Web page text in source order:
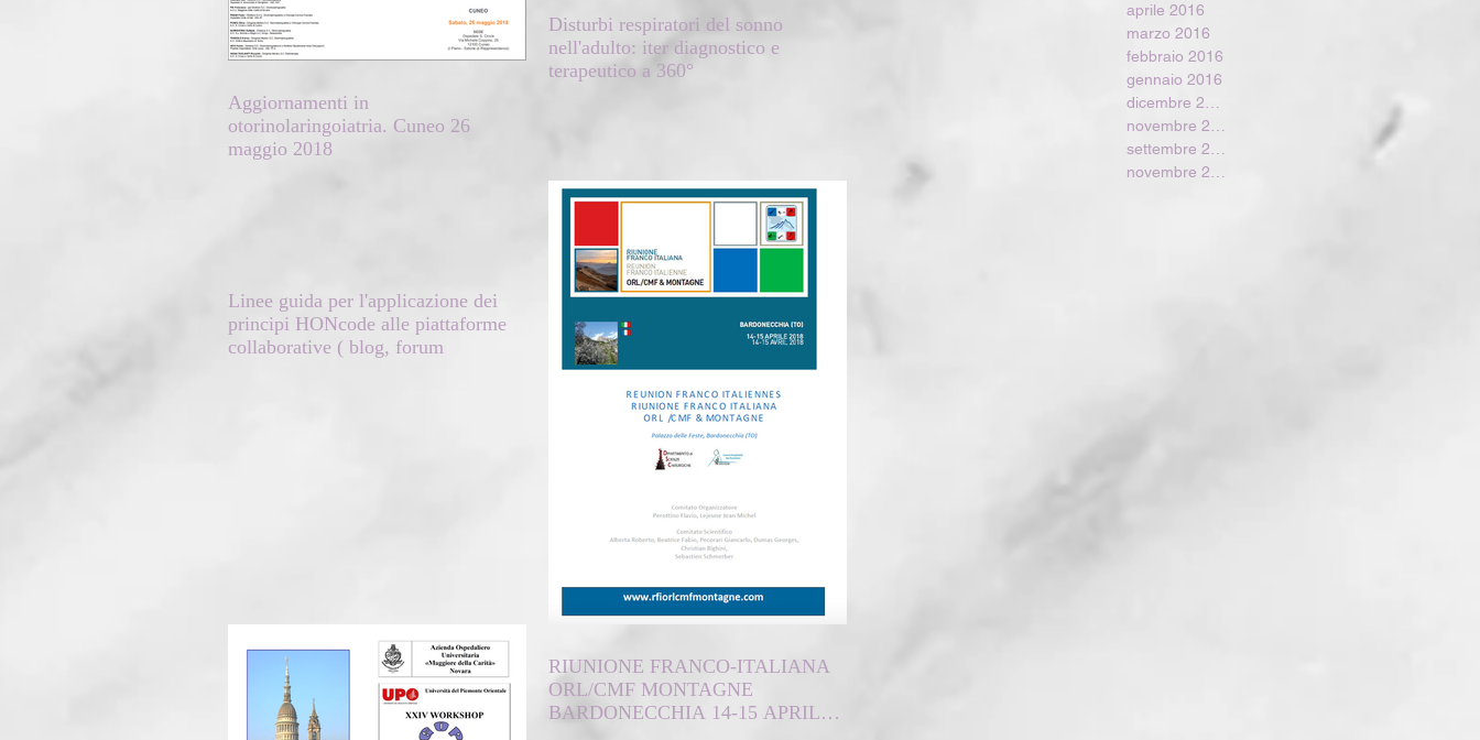
Aggiornamenti in
otorinolaringoiatria. Cuneo 26
maggio 2018
Disturbi respiratori del sonno
nell'adulto: iter diagnostico e
terapeutico a 360°
Linee guida per l'applicazione dei
principi HONcode alle piattaforme
collaborative ( blog, forum
RIUNIONE FRANCO-ITALIANA
ORL/CMF MONTAGNE
BARDONECCHIA 14-15 APRILE
aprile 2016
marzo 2016
febbraio 2016
gennaio 2016